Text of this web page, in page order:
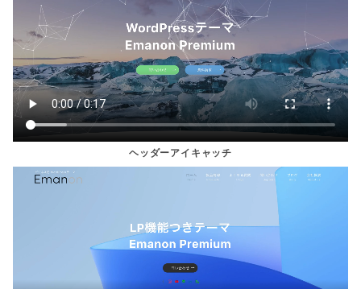
ヘッダーアイキャッチ